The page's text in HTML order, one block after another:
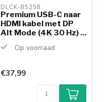
DLCK-85258
Premium USB-C naar
HDMI kabel met DP
Alt Mode (4K 30 Hz) ...
Op voorraad
€37,99